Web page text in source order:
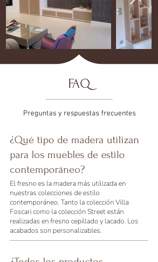
FAQ
Preguntas y respuestas frecuentes
¿Qué tipo de madera utilizan
para los muebles de estilo
contemporáneo?
El fresno es la madera más utilizada en
nuestras colecciones de estilo
contemporáneo. Tanto la colección Villa
Foscari como la colección Street están
realizadas en fresno cepillado y lacado. Los
acabados son personalizables.